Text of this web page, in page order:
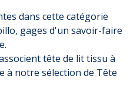
dans cette catégorie
gages d'un savoir-faire
tête de lit tissu à
à notre sélection de Tête